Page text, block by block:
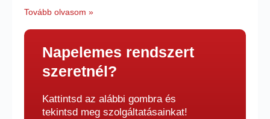
Tovább olvasom »
Napelemes rendszert
szeretnél?
Kattintsd az alábbi gombra és
tekintsd meg szolgáltatásainkat!